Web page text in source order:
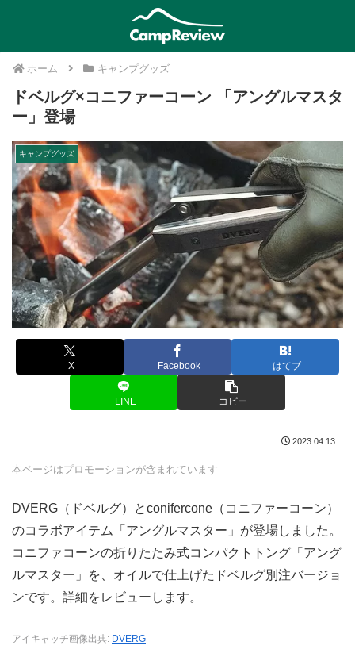
ホーム キャンプグッズ
ドベルグ×コニファーコーン 「アングルマスタ
ー」登場
キャンプグッズ
X Facebook はてブ
LINE コピー
2023.04.13
本ページはプロモーションが含まれています
DVERG（ドベルグ）とconifercone（コニファーコーン）
のコラボアイテム「アングルマスター」が登場しました。
コニファコーンの折りたたみ式コンパクトトング「アング
ルマスター」を、オイルで仕上げたドベルグ別注バージョ
ンです。詳細をレビューします。
アイキャッチ画像出典: DVERG